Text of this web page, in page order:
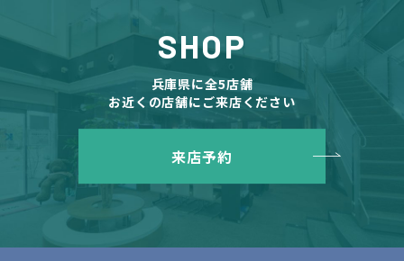
SHOP
兵庫県に全5店舗
お近くの店舗にご来店ください
来店予約